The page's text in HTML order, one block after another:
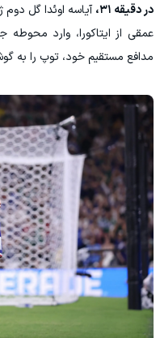
در دقیقه ۳۱،
آیاسه اوئدا گل
عمقی از ایتاکورا، وارد
مدافع مستقیم خود، توپ را به گوشه